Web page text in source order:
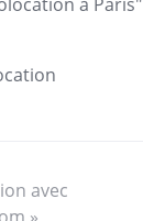
avec